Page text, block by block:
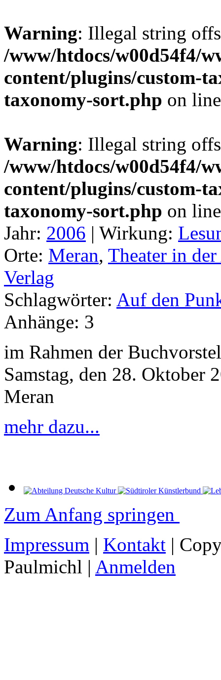
Warning: Illegal string
/www/htdocs/w00d54f4/
content/plugins/custom-
taxonomy-sort.php on
Warning: Illegal string
/www/htdocs/w00d54f4/
content/plugins/custom-
taxonomy-sort.php on
Jahr: 2006 | Wirkung:
Orte: Meran, Theater in
Verlag
Schlagwörter: Auf den
Anhänge: 3
im Rahmen der
Samstag, den 28. Oktober
Meran
mehr dazu...
Zum Anfang springen
Impressum | Kontakt |
Paulmichl | Anmelden